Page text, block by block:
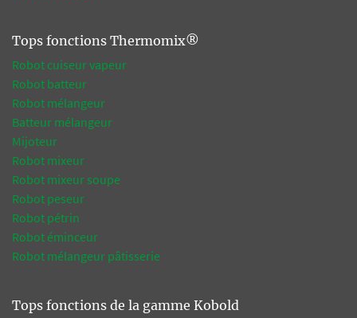
Tops fonctions Thermomix®
Robot cuiseur vapeur
Robot batteur
Robot mélangeur
Batteur mélangeur
Mijoteur
Robot mixeur
Robot mixeur soupe
Robot peseur
Robot pétrin
Robot éminceur
Robot mélangeur pâtisserie
Tops fonctions de la gamme Kobold